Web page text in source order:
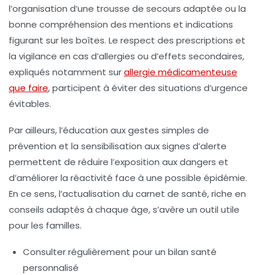
l’organisation d’une trousse de secours adaptée ou la
bonne compréhension des mentions et indications
figurant sur les boîtes. Le respect des prescriptions et
la vigilance en cas d’allergies ou d’effets secondaires,
expliqués notamment surallergie médicamenteuse
que faire, participent à éviter des situations d’urgence
évitables.
Par ailleurs, l’éducation aux gestes simples de
prévention et la sensibilisation aux signes d’alerte
permettent de réduire l’exposition aux dangers et
d’améliorer la réactivité face à une possible épidémie.
En ce sens, l’actualisation du carnet de santé, riche en
conseils adaptés à chaque âge, s’avère un outil utile
pour les familles.
Consulter régulièrement pour un bilan santé
personnalisé